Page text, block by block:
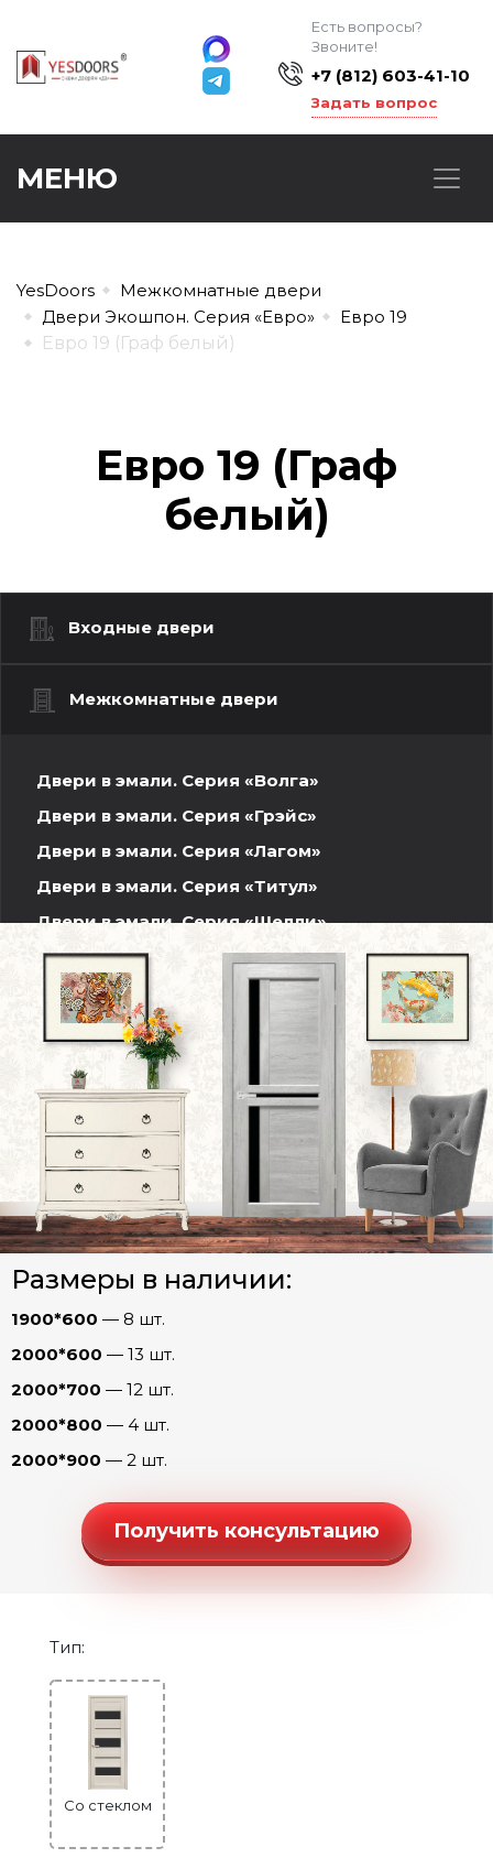
Есть вопросы?
Звоните!
+7 (812) 603-41-10
Задать вопрос
МЕНЮ
YesDoors
Межкомнатные двери
Двери Экошпон. Серия «Евро»
Евро 19
Евро 19 (Граф белый)
Евро 19 (Граф
белый)
Входные двери
Межкомнатные двери
Двери в эмали. Серия «Волга»
Двери в эмали. Серия «Грэйс»
Двери в эмали. Серия «Лагом»
Двери в эмали. Серия «Титул»
Двери в эмали. Серия «Шелли»
Шпонированные двери. Волжская серия
Двери INVISIBLE
Двери ПЭТ
Двери Экошпон. Серия «Графика»
Двери Экошпон. Серия «Евро»
Евро 4
Евро 11
Евро 19
Евро 20
Евро 26
Евро 29
Евро 45
Двери Экошпон. «Парящая филенка»
Двери Экошпон. Серия «Сонет»
Двери Экошпон. Серия «Юник»
Двери Экошпон. Серия «Форум»
Двери с ABS кромкой
Двери для бани и сауны
Раздвижные двери «Гармошка»
РАСПРОДАЖА
Арки
Фурнитура
Размеры в наличии:
1900*600 — 8 шт.
2000*600 — 13 шт.
2000*700 — 12 шт.
2000*800 — 4 шт.
2000*900 — 2 шт.
Получить консультацию
Тип:
Со стеклом